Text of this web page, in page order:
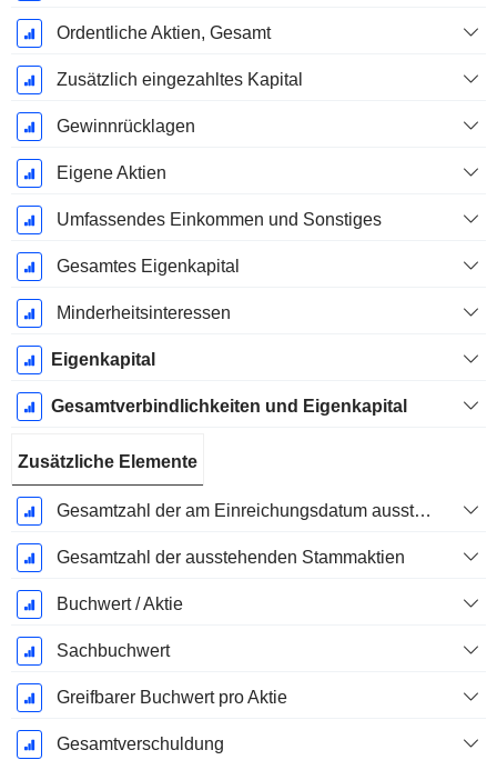
Ordentliche Aktien, Gesamt
Zusätzlich eingezahltes Kapital
Gewinnrücklagen
Eigene Aktien
Umfassendes Einkommen und Sonstiges
Gesamtes Eigenkapital
Minderheitsinteressen
Eigenkapital
Gesamtverbindlichkeiten und Eigenkapital
Zusätzliche Elemente
Gesamtzahl der am Einreichungsdatum ausstehenden Aktien
Gesamtzahl der ausstehenden Stammaktien
Buchwert / Aktie
Sachbuchwert
Greifbarer Buchwert pro Aktie
Gesamtverschuldung